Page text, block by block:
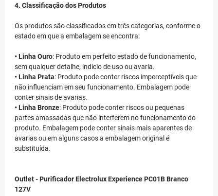
4. Classificação dos Produtos
Os produtos são classificados em três categorias, conforme o
estado em que a embalagem se encontra:
• Linha Ouro: Produto em perfeito estado de funcionamento,
sem qualquer detalhe, indício de uso ou avaria.
• Linha Prata: Produto pode conter riscos imperceptíveis que
não influenciam em seu funcionamento. Embalagem pode
conter sinais de avarias.
• Linha Bronze: Produto pode conter riscos ou pequenas
partes amassadas que não interferem no funcionamento do
produto. Embalagem pode conter sinais mais aparentes de
avarias ou em alguns casos a embalagem original é
substituída.
Outlet - Purificador Electrolux Experience PC01B Branco
127V